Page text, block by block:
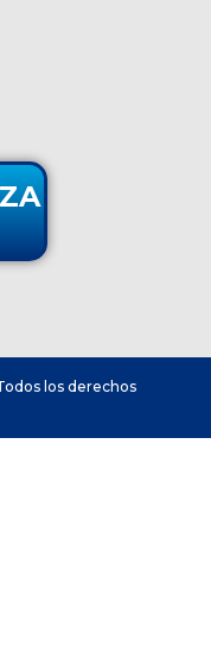
los derechos